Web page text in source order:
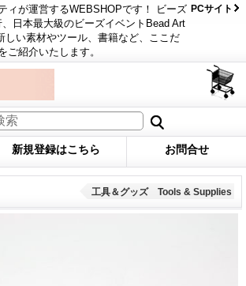
ィが運営するWEBSHOPです！ ビーズ
日本最大級のビーズイベントBead Art
しい素材やツール、書籍など、ここだ
ご紹介いたします。
PCサイト
新規登録はこちら お問合せ
工具＆グッズ Tools & Supplies